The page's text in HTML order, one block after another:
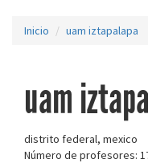
Inicio uam iztapalapa
uam
distrito federal, mexico
Número de profesores: